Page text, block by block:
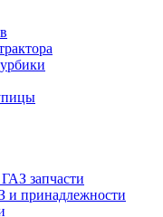
запчасти
и принадлежности